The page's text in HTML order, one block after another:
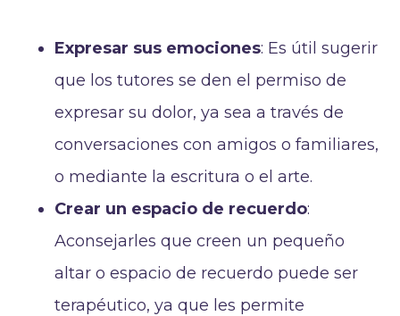
Expresar sus emociones: Es útil sugerir
que los tutores se den el permiso de
expresar su dolor, ya sea a través de
conversaciones con amigos o familiares,
o mediante la escritura o el arte.
Crear un espacio de recuerdo:
Aconsejarles que creen un pequeño
altar o espacio de recuerdo puede ser
terapéutico, ya que les permite